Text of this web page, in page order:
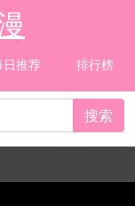
日推荐 排行榜
搜索